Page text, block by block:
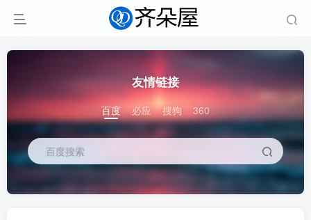
友情链接
百度 必应 搜狗 360
百度搜索